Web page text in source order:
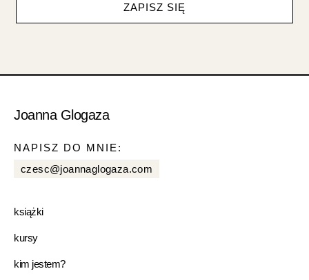
ZAPISZ SIĘ
Joanna Glogaza
NAPISZ DO MNIE:
czesc@joannaglogaza.com
książki
kursy
kim jestem?